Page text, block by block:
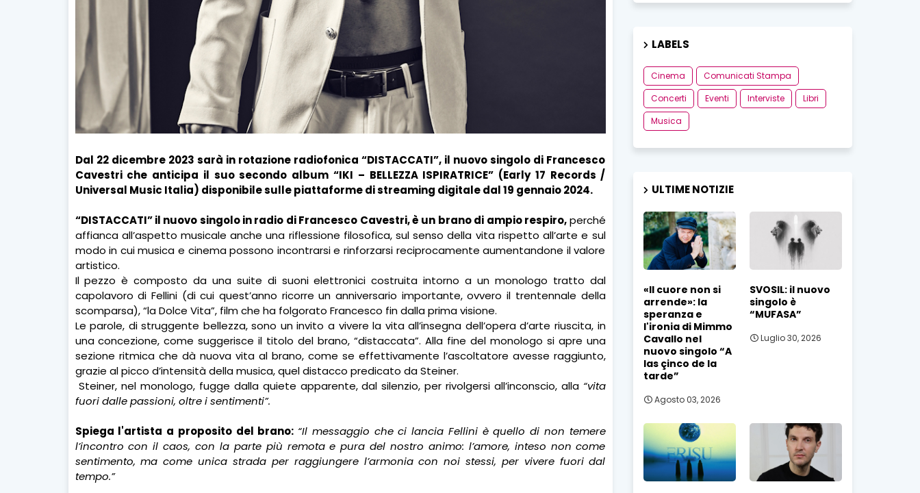
Dal 22 dicembre 2023 sarà in rotazione radiofonica “DISTACCATI”, il nuovo singolo di Francesco
Cavestri che anticipa il suo secondo album “IKI – BELLEZZA ISPIRATRICE” (Early 17 Records /
Universal Music Italia) disponibile sulle piattaforme di streaming digitale dal 19 gennaio 2024.
“DISTACCATI” il nuovo singolo in radio di Francesco Cavestri, è un brano di ampio respiro,perché
affianca all’aspetto musicale anche una riflessione filosofica, sul senso della vita rispetto all’arte e sul
modo in cui musica e cinema possono incontrarsi e rinforzarsi reciprocamente aumentandone il valore
artistico.
Il pezzo è composto da una suite di suoni elettronici costruita intorno a un monologo tratto dal
capolavoro di Fellini (di cui quest’anno ricorre un anniversario importante, ovvero il trentennale della
scomparsa), “la Dolce Vita”, film che ha folgorato Francesco fin dalla prima visione.
Le parole, di struggente bellezza, sono un invito a vivere la vita all’insegna dell’opera d’arte riuscita, in
una concezione, come suggerisce il titolo del brano, “distaccata”. Alla fine del monologo si apre una
sezione ritmica che dà nuova vita al brano, come se effettivamente l’ascoltatore avesse raggiunto,
grazie al picco d’intensità della musica, quel distacco predicato da Steiner.
Steiner, nel monologo, fugge dalla quiete apparente, dal silenzio, per rivolgersi all’inconscio, alla “vita
fuori dalle passioni, oltre i sentimenti”.
Spiega l'artista a proposito del brano: “Il messaggio che ci lancia Fellini è quello di non temere
l’incontro con il caos, con la parte più remota e pura del nostro animo: l’amore, inteso non come
sentimento, ma come unica strada per raggiungere l’armonia con noi stessi, per vivere fuori dal
tempo.”
LABELS
Cinema
Comunicati Stampa
Concerti
Eventi Interviste
Libri
Musica
ULTIME NOTIZIE
«Il cuore non si
arrende»: la
speranza e
l'ironia di Mimmo
Cavallo nel
nuovo singolo “A
las çinco de la
tarde”
Agosto 03, 2026
SVOSIL: il nuovo
singolo è
“MUFASA”
Luglio 30, 2026